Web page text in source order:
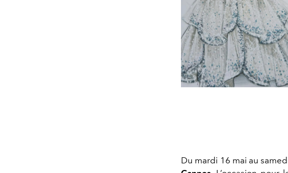
Du mardi 16 mai au